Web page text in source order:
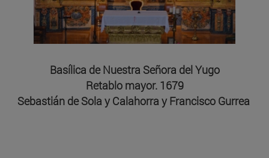
Basílica de Nuestra Señora del Yugo
Retablo mayor. 1679
Sebastián de Sola y Calahorra y Francisco Gurrea